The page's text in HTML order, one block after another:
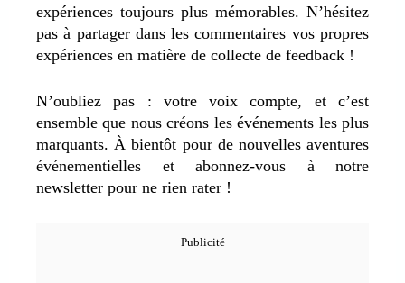
expériences toujours plus mémorables. N’hésitez
pas à partager dans les commentaires vos propres
expériences en matière de collecte de feedback !
N’oubliez pas : votre voix compte, et c’est
ensemble que nous créons les événements les plus
marquants. À bientôt pour de nouvelles aventures
événementielles et abonnez-vous à notre
newsletter pour ne rien rater !